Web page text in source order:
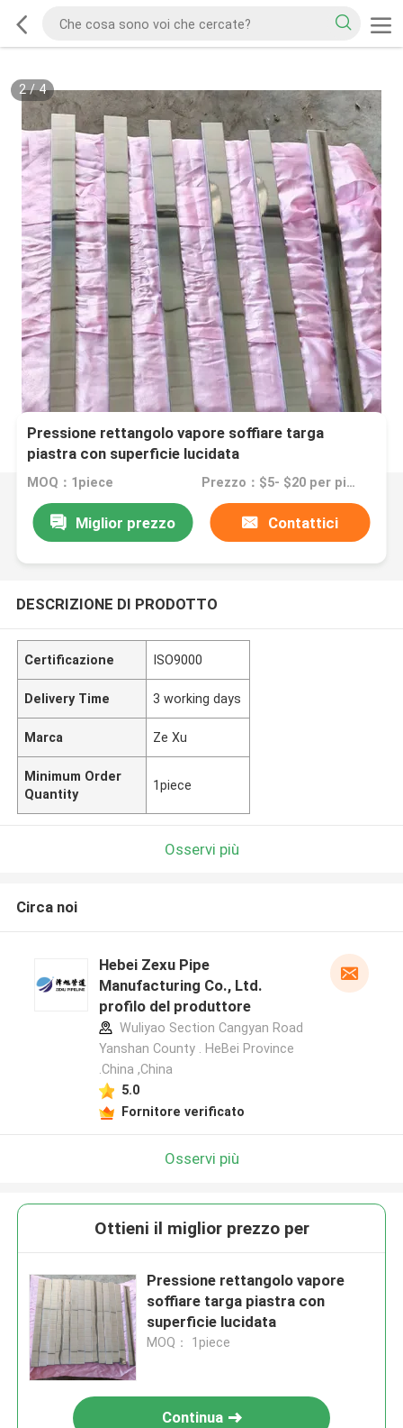
2/4
Pressione rettangolo vapore soffiare targa
piastra con superficie lucidata
MOQ：1piece Prezzo：$5- $20 per piece
Miglior prezzo Contattici
DESCRIZIONE DI PRODOTTO
Certificazione ISO9000
Delivery Time 3 working days
Marca Ze Xu
Minimum Order
Quantity
1piece
Osservi più
Circa noi
Hebei Zexu Pipe
Manufacturing Co., Ltd.
profilo del produttore
Wuliyao Section Cangyan Road
Yanshan County . HeBei Province
.China ,China
5.0
Fornitore verificato
Osservi più
Ottieni il miglior prezzo per
Pressione rettangolo vapore
soffiare targa piastra con
superficie lucidata
MOQ： 1piece
Continua